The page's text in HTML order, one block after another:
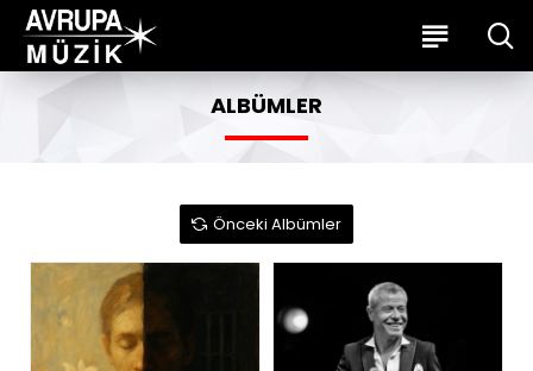
ALBÜMLER
Önceki Albümler